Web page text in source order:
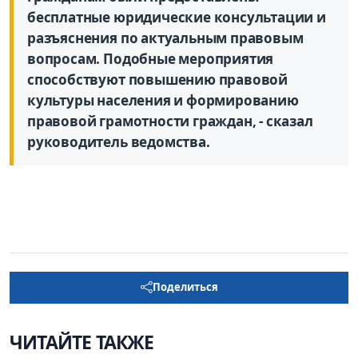
бесплатные юридические консультации и
разъяснения по актуальным правовым
вопросам. Подобные мероприятия
способствуют повышению правовой
культуры населения и формированию
правовой грамотности граждан, - сказал
руководитель ведомства.
Поделиться
ЧИТАЙТЕ ТАКЖЕ